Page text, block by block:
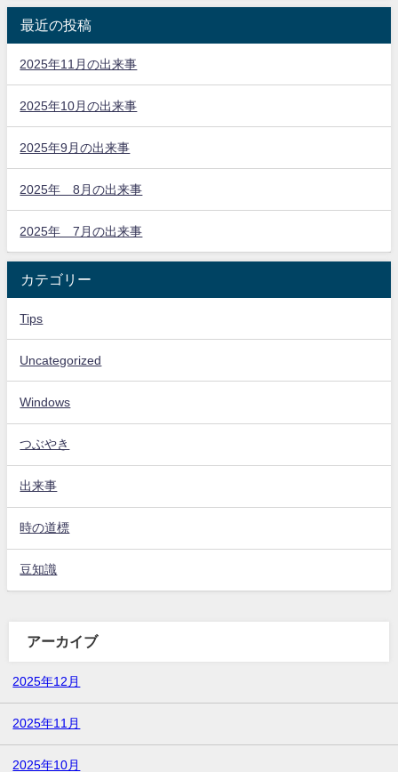
最近の投稿
2025年11月の出来事
2025年10月の出来事
2025年9月の出来事
2025年 8月の出来事
2025年 7月の出来事
カテゴリー
Tips
Uncategorized
Windows
つぶやき
出来事
時の道標
豆知識
アーカイブ
2025年12月
2025年11月
2025年10月